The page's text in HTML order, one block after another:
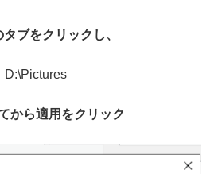
タブをクリックし、
D:\Pictures
から適用をクリック